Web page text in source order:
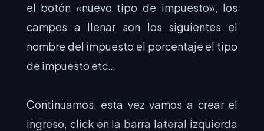
el botón «nuevo tipo de impuesto», los
campos a llenar son los siguientes el
nombre del impuesto el porcentaje el tipo
de impuesto etc…
Continuamos, esta vez vamos a crear el
ingreso, click en la barra lateral izquierda